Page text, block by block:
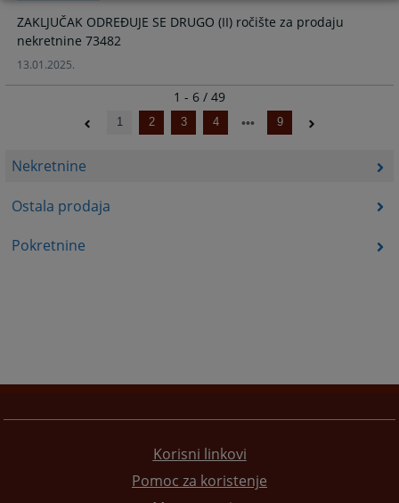
Nekretnine
Ostala prodaja
Pokretnine
ZAKLJUČAK ODREĐUJE SE DRUGO (II) ročište za prodaju
nekretnine 73482
13.01.2025.
1 - 6 / 49
1 2 3 4 9
Korisni linkovi
Pomoc za koristenje